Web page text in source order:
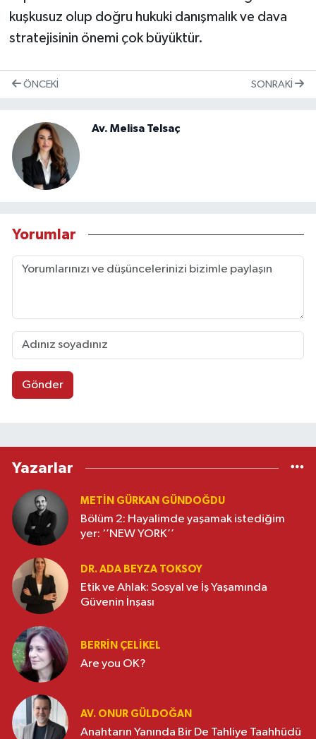
kuşkusuz olup doğru hukuki danışmalık ve dava
stratejisinin önemi çok büyüktür.
ÖNCEKI SONRAKI
Av. Melisa Telsaç
Yorumlar
Gönder
Yazarlar
METIN GÜRKAN GÜNDOĞDU
Bölüm 2: Hayalimde yaşamak istediğim
yer: ‘’NEW YORK’’
DR. ADA BEYZA TOKSOY
Etik ve Ahlak: Sosyal ve İş Yaşamında
Güvenin İnşası
BERRIN ÇELIKEL
Are you OK?
AV. ONUR GÜLDOĞAN
Anahtarın Yanında Bir De Tahliye Taahhüdü